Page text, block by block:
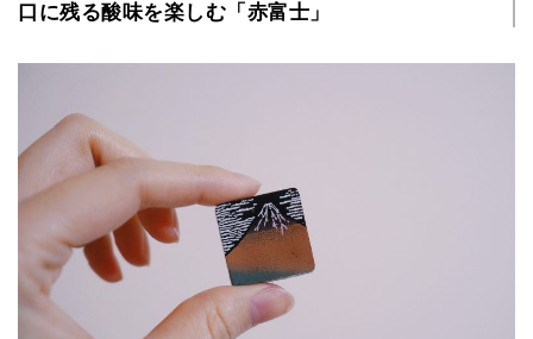
口に残る酸味を楽しむ「赤富士」